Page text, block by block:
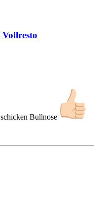
Bullnose